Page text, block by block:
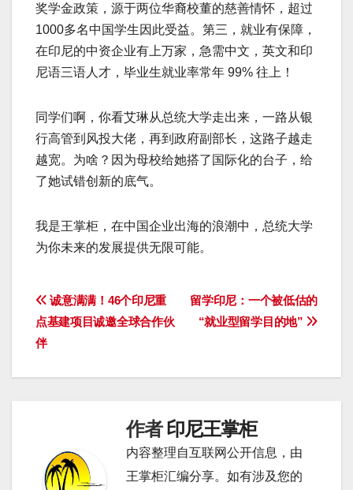
奖学金政策，源于两位华裔校董的慈善情怀，超过
1000多名中国学生因此受益。第三，就业有保障，
在印尼的中资企业有上万家，急需中文，英文和印
尼语三语人才，毕业生就业率常年 99% 往上！
同学们啊，你看艾琳从总统大学走出来，一路从银
行高管到风投大佬，再到政府副部长，这路子越走
越宽。为啥？因为母校给她搭了国际化的台子，给
了她试错创新的底气。
我是王掌柜，在中国企业出海的浪潮中，总统大学
为你未来的发展提供无限可能。
文
章
导
留学印尼：一个被低估的
“就业型留学目的地”
诚意满满！46个印尼重
点基建项目诚邀全球合作伙
伴
作者印尼王掌柜
内容整理自互联网公开信息，由
王掌柜汇编分享。如有涉及您的